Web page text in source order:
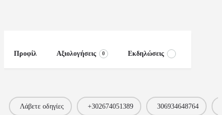
Προφίλ Αξιολογήσεις 0 Εκδηλώσεις
Λάβετε οδηγίες +302674051389 306934648764